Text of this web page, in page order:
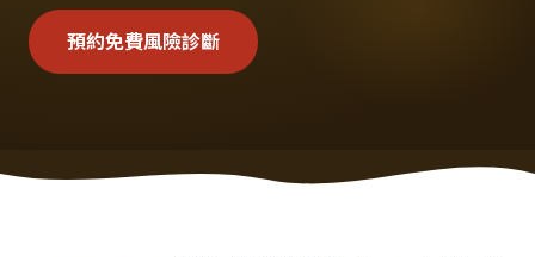
預約免費風險診斷